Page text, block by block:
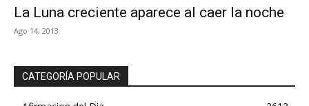
La Luna creciente aparece al caer la noche
Ago 14, 2013
CATEGORÍA POPULAR